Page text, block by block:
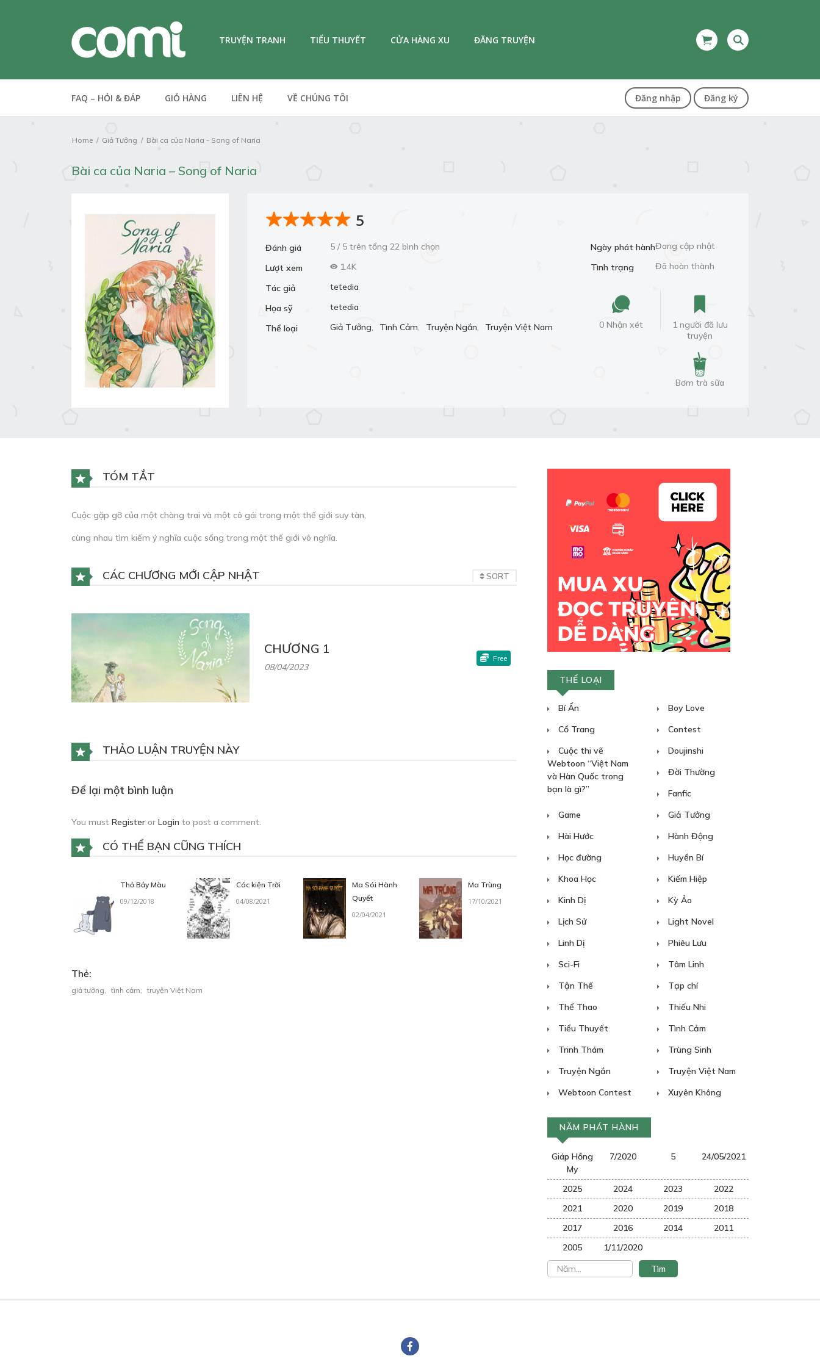
TRUYỆN TRANH TIỂU THUYẾT CỬA HÀNG XU ĐĂNG TRUYỆN
FAQ – HỎI & ĐÁP GIỎ HÀNG LIÊN HỆ VỀ CHÚNG TÔI Đăng nhập Đăng ký
Home Giả Tưởng Bài ca của Naria - Song of Naria
Bài ca của Naria – Song of Naria
5
Đánh giá
5 / 5 trên tổng 22 bình chọn
Lượt xem
1.4K
Tác giả
tetedia
Họa sỹ
tetedia
Thể loại
Giả Tưởng, Tình Cảm, Truyện Ngắn, Truyện Việt Nam
Ngày phát hànhĐang cập nhật
Tình trạng
Đã hoàn thành
0 Nhận xét
1 người đã lưu
truyện
Bơm trà sữa
TÓM TẮT
Cuộc gặp gỡ của một chàng trai và một cô gái trong một thế giới suy tàn,
cùng nhau tìm kiếm ý nghĩa cuộc sống trong một thế giới vô nghĩa.
CÁC CHƯƠNG MỚI CẬP NHẬT SORT
CHƯƠNG 1
08/04/2023
Free
THẢO LUẬN TRUYỆN NÀY
Để lại một bình luận
You must Register or Login to post a comment.
CÓ THỂ BẠN CŨNG THÍCH
Thỏ Bảy Màu
09/12/2018
Cóc kiện Trời
04/08/2021
Ma Sói Hành
Quyết
02/04/2021
Ma Trùng
17/10/2021
Thẻ:
giả tưởng tình cảm truyện Việt Nam
THỂ LOẠI
Bí Ẩn
Boy Love
Cổ Trang
Contest
Cuộc thi vẽ
Webtoon “Việt Nam
và Hàn Quốc trong
bạn là gì?”
Doujinshi
Đời Thường
Fanfic
Game
Giả Tưởng
Hài Hước
Hành Động
Học đường
Huyền Bí
Khoa Học
Kiếm Hiệp
Kinh Dị
Kỳ Ảo
Lịch Sử
Light Novel
Linh Dị
Phiêu Lưu
Sci-Fi
Tâm Linh
Tận Thế
Tạp chí
Thể Thao
Thiếu Nhi
Tiểu Thuyết
Tình Cảm
Trinh Thám
Trùng Sinh
Truyện Ngắn
Truyện Việt Nam
Webtoon Contest
Xuyên Không
NĂM PHÁT HÀNH
Giáp Hồng
My
7/2020 5 24/05/2021
2025 2024 2023
2022
2021
2020 2019
2018
2017
2016 2014
2011
2005
1/11/2020